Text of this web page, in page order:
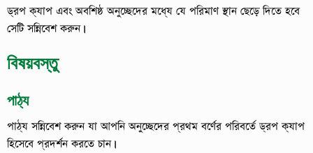
ড্রপ ক্যাপ এবং অবশিষ্ঠ অনুচ্ছেদের মধ্যে যে পরিমাণ স্থান ছেড়ে দিতে হবে
সেটি সন্নিবেশ করুন।
বিষয়বস্তু
পাঠ্য
পাঠ্য সন্নিবেশ করুন যা আপনি অনুচ্ছেদের প্রথম বর্ণের পরিবর্তে ড্রপ ক্যাপ
হিসেবে প্রদর্শন করতে চান।